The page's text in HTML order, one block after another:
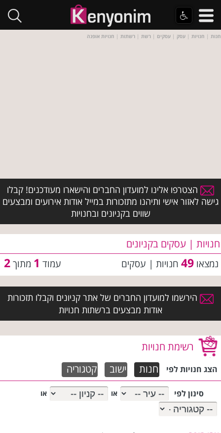
חנות | חנויות | עסק | עסקים | רשת | רשתות | חנויות אופנה
הצטרפו אלינו למועדון החברים והישארו מעודכנים! קבלו
גישה לאזור אישי ותיהנו מתזכורות במייל אודות אירועים ומבצעים
שווים בקניונים ובחנויות
חנויות | עסקים בקניונים
עמוד 1 מתוך2 נמצאו 49 חנויות | עסקים
הירשמו למועדון החברים של אתר קניונים וקבלו תזכורות
אודות מבצעים ברשתות חנויות
רשימת חנויות
הצג חנויות לפי חנות ישוב קטגוריה
סינון לפי או או